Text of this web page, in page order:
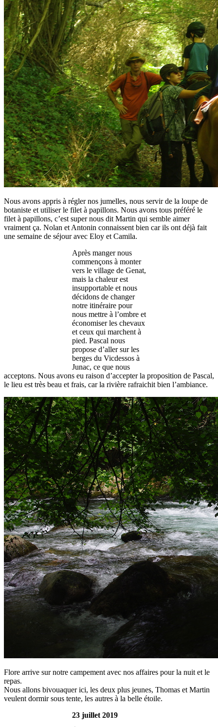
Nous avons appris à régler nos jumelles, nous servir de la loupe de
botaniste et utiliser le filet à papillons. Nous avons tous préféré le
filet à papillons, c’est super nous dit Martin qui semble aimer
vraiment ça. Nolan et Antonin connaissent bien car ils ont déjà fait
une semaine de séjour avec Eloy et Camila.
Après manger nous
commençons à monter
vers le village de Genat,
mais la chaleur est
insupportable et nous
décidons de changer
notre itinéraire pour
nous mettre à l’ombre et
économiser les chevaux
et ceux qui marchent à
pied. Pascal nous
propose d’aller sur les
berges du Vicdessos à
Junac, ce que nous
acceptons. Nous avons eu raison d’accepter la proposition de Pascal,
le lieu est très beau et frais, car la rivière rafraichit bien l’ambiance.
Flore arrive sur notre campement avec nos affaires pour la nuit et le
repas.
Nous allons bivouaquer ici, les deux plus jeunes, Thomas et Martin
veulent dormir sous tente, les autres à la belle étoile.
23 juillet 2019